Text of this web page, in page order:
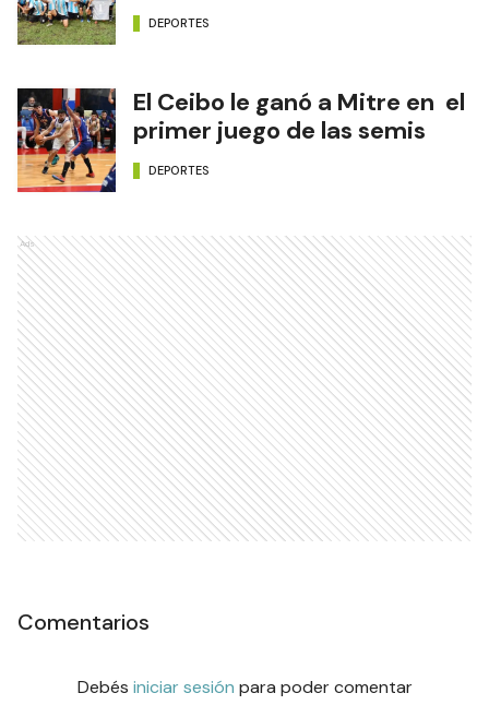
DEPORTES
El Ceibo le ganó a Mitre en el
primer juego de las semis
DEPORTES
Ads
Comentarios
Debés iniciar sesión para poder comentar